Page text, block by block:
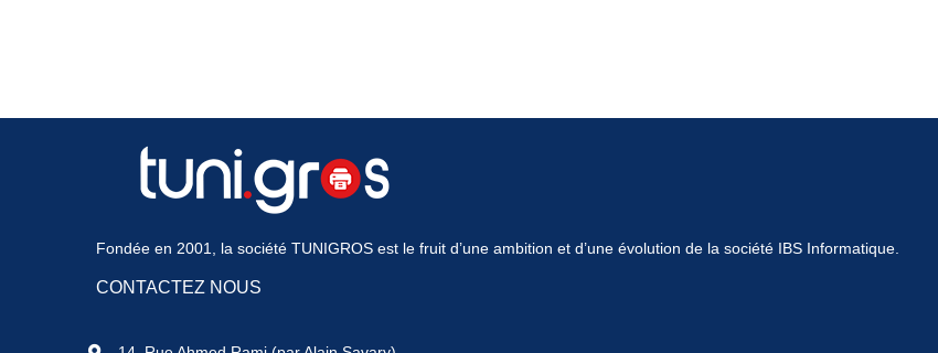
Fondée en 2001, la société TUNIGROS est le fruit d’une ambition et d’une évolution de la société IBS Informatique.
CONTACTEZ NOUS